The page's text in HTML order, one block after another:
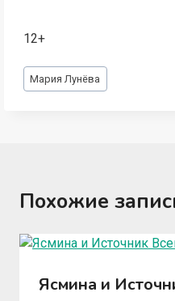
12+
Метки
записи:
Мария Лунёва
Похожие
Ясмина и